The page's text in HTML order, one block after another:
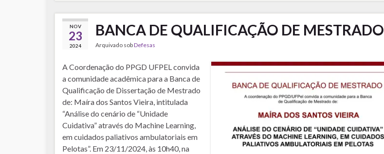
NOV
23
2024
BANCA DE QUALIFICAÇÃO DE MESTRADO
Arquivado sobDefesas
A Coordenação do PPGD UFPEL convida
a comunidade acadêmica para a Banca de
Qualificação de Dissertação de Mestrado
de: Maíra dos Santos Vieira, intitulada
“Análise do cenário de “Unidade
Cuidativa” através do Machine Learning,
em cuidados paliativos ambulatoriais em
Pelotas”. Em 23/11/2024, às 10h40, na